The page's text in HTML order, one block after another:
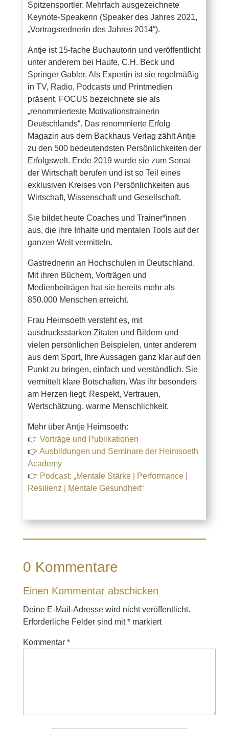
Spitzensportler. Mehrfach ausgezeichnete
Keynote-Speakerin (Speaker des Jahres 2021,
„Vortragsrednerin des Jahres 2014“).
Antje ist 15-fache Buchautorin und veröffentlicht
unter anderem bei Haufe, C.H. Beck und
Springer Gabler. Als Expertin ist sie regelmäßig
in TV, Radio, Podcasts und Printmedien
präsent. FOCUS bezeichnete sie als
„renommierteste Motivationstrainerin
Deutschlands“. Das renommierte Erfolg
Magazin aus dem Backhaus Verlag zählt Antje
zu den 500 bedeutendsten Persönlichkeiten der
Erfolgswelt. Ende 2019 wurde sie zum Senat
der Wirtschaft berufen und ist so Teil eines
exklusiven Kreises von Persönlichkeiten aus
Wirtschaft, Wissenschaft und Gesellschaft.
Sie bildet heute Coaches und Trainer*innen
aus, die ihre Inhalte und mentalen Tools auf der
ganzen Welt vermitteln.
Gastrednerin an Hochschulen in Deutschland.
Mit ihren Büchern, Vorträgen und
Medienbeiträgen hat sie bereits mehr als
850.000 Menschen erreicht.
Frau Heimsoeth versteht es, mit
ausdrucksstarken Zitaten und Bildern und
vielen persönlichen Beispielen, unter anderem
aus dem Sport, Ihre Aussagen ganz klar auf den
Punkt zu bringen, einfach und verständlich. Sie
vermittelt klare Botschaften. Was ihr besonders
am Herzen liegt: Respekt, Vertrauen,
Wertschätzung, warme Menschlichkeit.
Mehr über Antje Heimsoeth:
👉 Vorträge und Publikationen
👉 Ausbildungen und Seminare der Heimsoeth
Academy
👉 Podcast: „Mentale Stärke | Performance |
Resilienz | Mentale Gesundheit“
0 Kommentare
Einen Kommentar abschicken
Deine E-Mail-Adresse wird nicht veröffentlicht.
Erforderliche Felder sind mit*markiert
Kommentar *